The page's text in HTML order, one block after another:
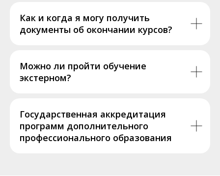
Как и когда я могу получить
документы об окончании курсов?
Можно ли пройти обучение
экстерном?
Государственная аккредитация
программ дополнительного
профессионального образования